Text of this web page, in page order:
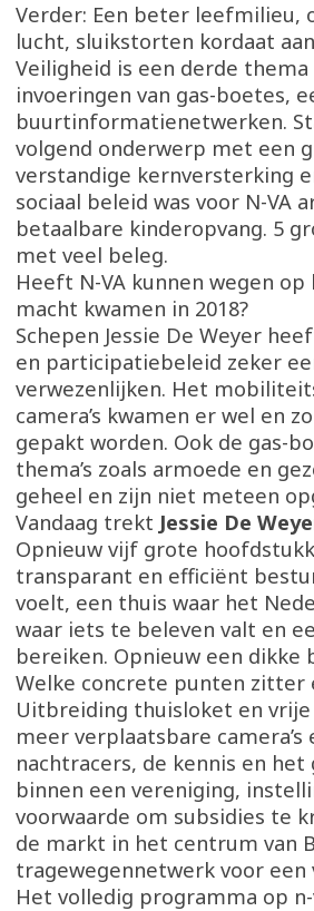
Verder: Een beter leefmilieu,
lucht, sluikstorten kordaat
Veiligheid is een derde
invoeringen van gas-boetes,
buurtinformatienetwerken.
volgend onderwerp met een
verstandige kernversterking
sociaal beleid was voor N-VA
betaalbare kinderopvang. 5
met veel beleg.
Heeft N-VA kunnen wegen
macht kwamen in 2018?
Schepen Jessie De Weyer
en participatiebeleid zeker
verwezenlijken. Het
camera’s kwamen er wel en
gepakt worden. Ook de gas-
thema’s zoals armoede en
geheel en zijn niet meteen
Vandaag trekt Jessie De
Opnieuw vijf grote
transparant en efficiënt
voelt, een thuis waar het
waar iets te beleven valt en
bereiken. Opnieuw een
Welke concrete punten
Uitbreiding thuisloket en
meer verplaatsbare
nachtracers, de kennis en
binnen een vereniging,
voorwaarde om subsidies te
de markt in het centrum van
tragewegennetwerk voor
Het volledig programma op